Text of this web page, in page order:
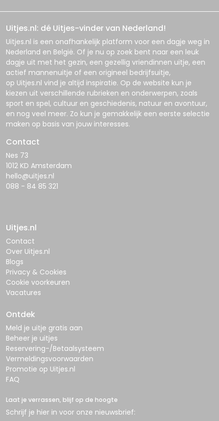
Uitjes.nl: dé Uitjes-vinder van Nederland!
Uitjes.nl is een onafhankelijk platform voor een dagje weg in
Nederland en België. Of je nu op zoek bent naar een leuk
dagje uit met het gezin, een gezellig vriendinnen uitje, een
actief mannenuitje of een origineel bedrijfsuitje,
op Uitjes.nl vind je altijd inspiratie. Op de website kun je
kiezen uit verschillende rubrieken en onderwerpen, zoals
sport en spel, cultuur en geschiedenis, natuur en avontuur,
en nog veel meer. Zo kun je gemakkelijk een eerste selectie
maken op basis van jouw interesses.
Contact
Nes 73
1012 KD Amsterdam
hello@uitjes.nl
088 - 84 85 321
Uitjes.nl
Contact
Over Uitjes.nl
Blogs
Privacy & Cookies
Cookie voorkeuren
Vacatures
Ontdek
Meld je uitje gratis aan
Beheer je uitjes
Reservering-/Betaalsysteem
Vermeldingsvoorwaarden
Promotie op Uitjes.nl
FAQ
Laat je verrassen, blijf op de hoogte
Schrijf je hier in voor onze nieuwsbrief: